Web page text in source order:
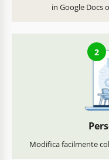
in Google Docs
2
Modifica facilmente